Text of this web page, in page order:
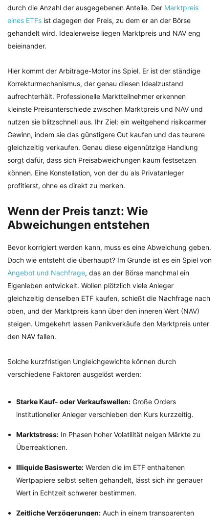
durch die Anzahl der ausgegebenen Anteile. Der Marktpreis
eines ETFs ist dagegen der Preis, zu dem er an der Börse
gehandelt wird. Idealerweise liegen Marktpreis und NAV eng
beieinander.
Hier kommt der Arbitrage-Motor ins Spiel. Er ist der ständige
Korrekturmechanismus, der genau diesen Idealzustand
aufrechterhält. Professionelle Marktteilnehmer erkennen
kleinste Preisunterschiede zwischen Marktpreis und NAV und
nutzen sie blitzschnell aus. Ihr Ziel: ein weitgehend risikoarmer
Gewinn, indem sie das günstigere Gut kaufen und das teurere
gleichzeitig verkaufen. Genau diese eigennützige Handlung
sorgt dafür, dass sich Preisabweichungen kaum festsetzen
können. Eine Konstellation, von der du als Privatanleger
profitierst, ohne es direkt zu merken.
Wenn der Preis tanzt: Wie
Abweichungen entstehen
Bevor korrigiert werden kann, muss es eine Abweichung geben.
Doch wie entsteht die überhaupt? Im Grunde ist es ein Spiel von
Angebot und Nachfrage, das an der Börse manchmal ein
Eigenleben entwickelt. Wollen plötzlich viele Anleger
gleichzeitig denselben ETF kaufen, schießt die Nachfrage nach
oben, und der Marktpreis kann über den inneren Wert (NAV)
steigen. Umgekehrt lassen Panikverkäufe den Marktpreis unter
den NAV fallen.
Solche kurzfristigen Ungleichgewichte können durch
verschiedene Faktoren ausgelöst werden:
Starke Kauf- oder Verkaufswellen: Große Orders
institutioneller Anleger verschieben den Kurs kurzzeitig.
Marktstress: In Phasen hoher Volatilität neigen Märkte zu
Überreaktionen.
Illiquide Basiswerte: Werden die im ETF enthaltenen
Wertpapiere selbst selten gehandelt, lässt sich ihr genauer
Wert in Echtzeit schwerer bestimmen.
Zeitliche Verzögerungen: Auch in einem transparenten